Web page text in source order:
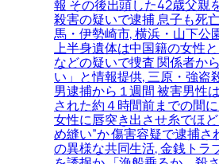
報 その後出頭した42歳父親
殺害の疑いで逮捕 息子も死
馬・伊勢崎市, 横浜・山下公
上半身遺体は中国籍の女性
などの疑いで捜査 関係者か
い」と情報提供, 三原・強盗
男逮捕から１週間 被害男性
された約４時間前までの間
女性に唇突き出させ糸でほ
め縫い”か 傷害容疑で逮捕さ
の異様な共同生活, 金銭トラ